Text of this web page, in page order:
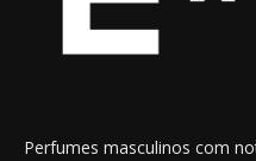
Perfumes masculinos com